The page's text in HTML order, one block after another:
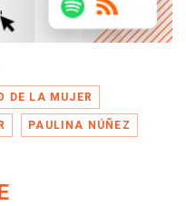
DE LA MUJER
PAULINA NÚÑEZ